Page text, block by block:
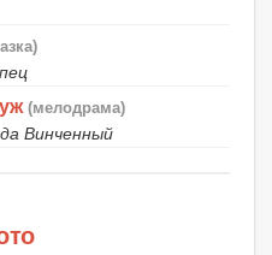
(мелодрама)
Винченный